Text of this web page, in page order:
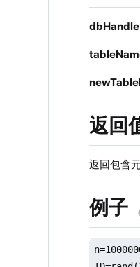
dbHandle
返回
返回包含
例子